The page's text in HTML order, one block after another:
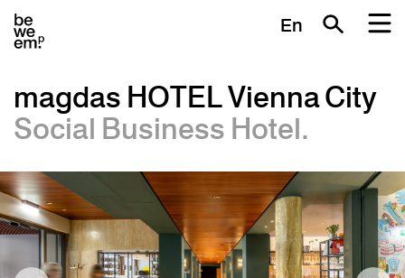
En
magdas HOTEL Vienna City
Social Business Hotel.